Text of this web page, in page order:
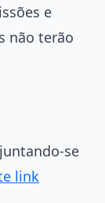
e
não terão
se
link